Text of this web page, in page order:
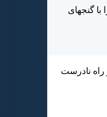
با گنجهای
نادرست